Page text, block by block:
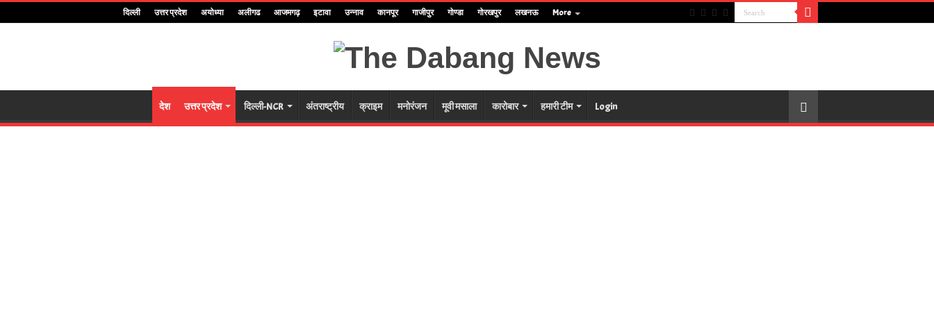
दिल्ली उत्तर प्रदेश अयोध्या अलीगढ आजमगढ़ इटावा उन्नाव कानपूर गाजीपुर गोण्डा गोरखपुर लखनऊ More
देश उत्तर प्रदेश दिल्ली-NCR अंतराष्ट्रीय क्राइम मनोरंजन मूवी मसाला कारोबार हमारी टीम Login